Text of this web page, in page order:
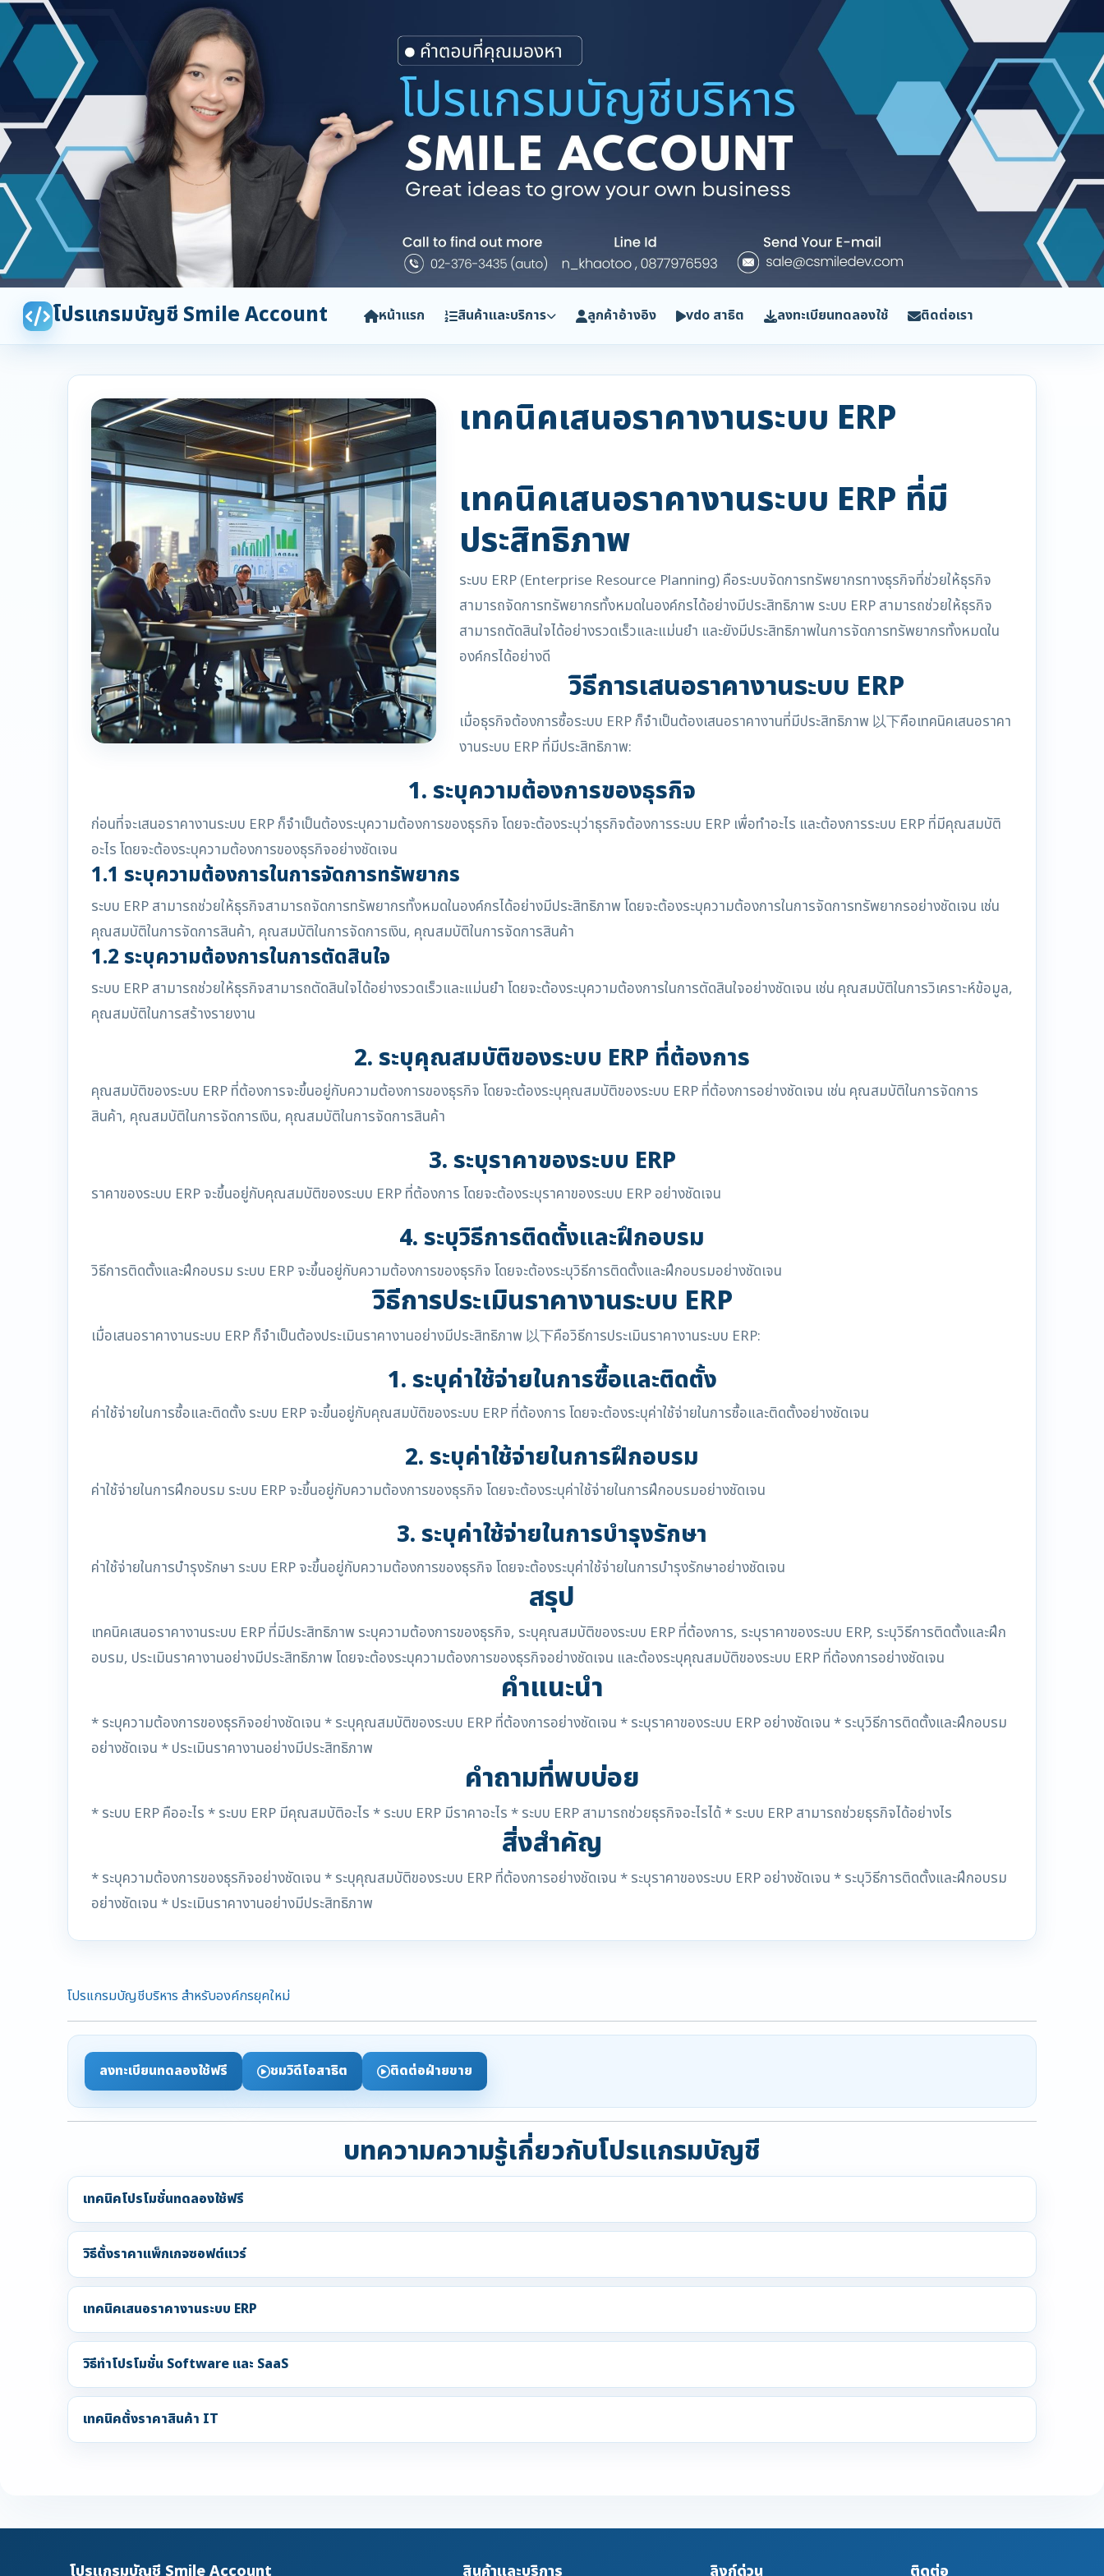
โปรแกรมบัญชี Smile Account หน้าแรก สินค้าและบริการ ลูกค้าอ้างอิง vdo สาธิต ลงทะเบียนทดลองใช้ ติดต่อเรา
เทคนิคเสนอราคางานระบบ ERP
เทคนิคเสนอราคางานระบบ ERP ที่มี
ประสิทธิภาพ
ระบบ ERP (Enterprise Resource Planning) คือระบบจัดการทรัพยากรทางธุรกิจที่ช่วยให้ธุรกิจ
สามารถจัดการทรัพยากรทั้งหมดในองค์กรได้อย่างมีประสิทธิภาพ ระบบ ERP สามารถช่วยให้ธุรกิจ
สามารถตัดสินใจได้อย่างรวดเร็วและแม่นยำ และยังมีประสิทธิภาพในการจัดการทรัพยากรทั้งหมดใน
องค์กรได้อย่างดี
วิธีการเสนอราคางานระบบ ERP
เมื่อธุรกิจต้องการซื้อระบบ ERP ก็จำเป็นต้องเสนอราคางานที่มีประสิทธิภาพ 以下คือเทคนิคเสนอราคา
งานระบบ ERP ที่มีประสิทธิภาพ:
1. ระบุความต้องการของธุรกิจ
ก่อนที่จะเสนอราคางานระบบ ERP ก็จำเป็นต้องระบุความต้องการของธุรกิจ โดยจะต้องระบุว่าธุรกิจต้องการระบบ ERP เพื่อทำอะไร และต้องการระบบ ERP ที่มีคุณสมบัติ
อะไร โดยจะต้องระบุความต้องการของธุรกิจอย่างชัดเจน
1.1 ระบุความต้องการในการจัดการทรัพยากร
ระบบ ERP สามารถช่วยให้ธุรกิจสามารถจัดการทรัพยากรทั้งหมดในองค์กรได้อย่างมีประสิทธิภาพ โดยจะต้องระบุความต้องการในการจัดการทรัพยากรอย่างชัดเจน เช่น
คุณสมบัติในการจัดการสินค้า, คุณสมบัติในการจัดการเงิน, คุณสมบัติในการจัดการสินค้า
1.2 ระบุความต้องการในการตัดสินใจ
ระบบ ERP สามารถช่วยให้ธุรกิจสามารถตัดสินใจได้อย่างรวดเร็วและแม่นยำ โดยจะต้องระบุความต้องการในการตัดสินใจอย่างชัดเจน เช่น คุณสมบัติในการวิเคราะห์ข้อมูล,
คุณสมบัติในการสร้างรายงาน
2. ระบุคุณสมบัติของระบบ ERP ที่ต้องการ
คุณสมบัติของระบบ ERP ที่ต้องการจะขึ้นอยู่กับความต้องการของธุรกิจ โดยจะต้องระบุคุณสมบัติของระบบ ERP ที่ต้องการอย่างชัดเจน เช่น คุณสมบัติในการจัดการ
สินค้า, คุณสมบัติในการจัดการเงิน, คุณสมบัติในการจัดการสินค้า
3. ระบุราคาของระบบ ERP
ราคาของระบบ ERP จะขึ้นอยู่กับคุณสมบัติของระบบ ERP ที่ต้องการ โดยจะต้องระบุราคาของระบบ ERP อย่างชัดเจน
4. ระบุวิธีการติดตั้งและฝึกอบรม
วิธีการติดตั้งและฝึกอบรม ระบบ ERP จะขึ้นอยู่กับความต้องการของธุรกิจ โดยจะต้องระบุวิธีการติดตั้งและฝึกอบรมอย่างชัดเจน
วิธีการประเมินราคางานระบบ ERP
เมื่อเสนอราคางานระบบ ERP ก็จำเป็นต้องประเมินราคางานอย่างมีประสิทธิภาพ 以下คือวิธีการประเมินราคางานระบบ ERP:
1. ระบุค่าใช้จ่ายในการซื้อและติดตั้ง
ค่าใช้จ่ายในการซื้อและติดตั้ง ระบบ ERP จะขึ้นอยู่กับคุณสมบัติของระบบ ERP ที่ต้องการ โดยจะต้องระบุค่าใช้จ่ายในการซื้อและติดตั้งอย่างชัดเจน
2. ระบุค่าใช้จ่ายในการฝึกอบรม
ค่าใช้จ่ายในการฝึกอบรม ระบบ ERP จะขึ้นอยู่กับความต้องการของธุรกิจ โดยจะต้องระบุค่าใช้จ่ายในการฝึกอบรมอย่างชัดเจน
3. ระบุค่าใช้จ่ายในการบำรุงรักษา
ค่าใช้จ่ายในการบำรุงรักษา ระบบ ERP จะขึ้นอยู่กับความต้องการของธุรกิจ โดยจะต้องระบุค่าใช้จ่ายในการบำรุงรักษาอย่างชัดเจน
สรุป
เทคนิคเสนอราคางานระบบ ERP ที่มีประสิทธิภาพ ระบุความต้องการของธุรกิจ, ระบุคุณสมบัติของระบบ ERP ที่ต้องการ, ระบุราคาของระบบ ERP, ระบุวิธีการติดตั้งและฝึก
อบรม, ประเมินราคางานอย่างมีประสิทธิภาพ โดยจะต้องระบุความต้องการของธุรกิจอย่างชัดเจน และต้องระบุคุณสมบัติของระบบ ERP ที่ต้องการอย่างชัดเจน
คำแนะนำ
* ระบุความต้องการของธุรกิจอย่างชัดเจน * ระบุคุณสมบัติของระบบ ERP ที่ต้องการอย่างชัดเจน * ระบุราคาของระบบ ERP อย่างชัดเจน * ระบุวิธีการติดตั้งและฝึกอบรม
อย่างชัดเจน * ประเมินราคางานอย่างมีประสิทธิภาพ
คำถามที่พบบ่อย
* ระบบ ERP คืออะไร * ระบบ ERP มีคุณสมบัติอะไร * ระบบ ERP มีราคาอะไร * ระบบ ERP สามารถช่วยธุรกิจอะไรได้ * ระบบ ERP สามารถช่วยธุรกิจได้อย่างไร
สิ่งสำคัญ
* ระบุความต้องการของธุรกิจอย่างชัดเจน * ระบุคุณสมบัติของระบบ ERP ที่ต้องการอย่างชัดเจน * ระบุราคาของระบบ ERP อย่างชัดเจน * ระบุวิธีการติดตั้งและฝึกอบรม
อย่างชัดเจน * ประเมินราคางานอย่างมีประสิทธิภาพ
โปรแกรมบัญชีบริหาร สำหรับองค์กรยุคใหม่
ลงทะเบียนทดลองใช้ฟรี ชมวิดีโอสาธิต ติดต่อฝ่ายขาย
บทความความรู้เกี่ยวกับโปรแกรมบัญชี
เทคนิคโปรโมชั่นทดลองใช้ฟรี
วิธีตั้งราคาแพ็กเกจซอฟต์แวร์
เทคนิคเสนอราคางานระบบ ERP
วิธีทำโปรโมชั่น Software และ SaaS
เทคนิคตั้งราคาสินค้า IT
โปรแกรมบัญชี Smile Account สินค้าและบริการ ลิงก์ด่วน ติดต่อ